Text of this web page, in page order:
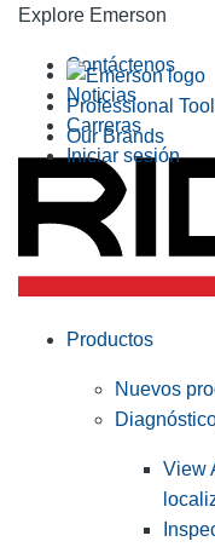
Explore Emerson
Professional
Our Brands
Contáctenos
Noticias
Carreras
Iniciar sesión
Productos
Nuevos
View